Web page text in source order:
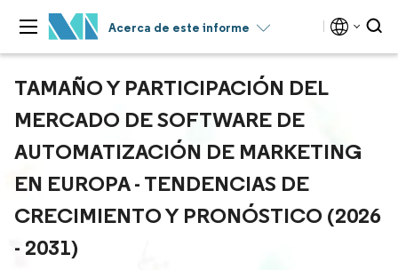
Acerca de este informe
TAMAÑO Y PARTICIPACIÓN DEL
MERCADO DE SOFTWARE DE
AUTOMATIZACIÓN DE MARKETING
EN EUROPA - TENDENCIAS DE
CRECIMIENTO Y PRONÓSTICO (2026
- 2031)